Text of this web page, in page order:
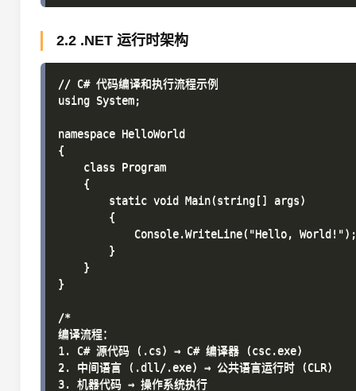
2.2 .NET 运行时架构
// C# 代码编译和执行流程示例
using System;
namespace HelloWorld
{
    class Program
    {
        static void Main(string[] args)
        {
            Console.WriteLine("Hello, World!");
        }
    }
}
/*
编译流程：
1. C# 源代码 (.cs) → C# 编译器 (csc.exe)
2. 中间语言 (.dll/.exe) → 公共语言运行时 (CLR)
3. 机器代码 → 操作系统执行